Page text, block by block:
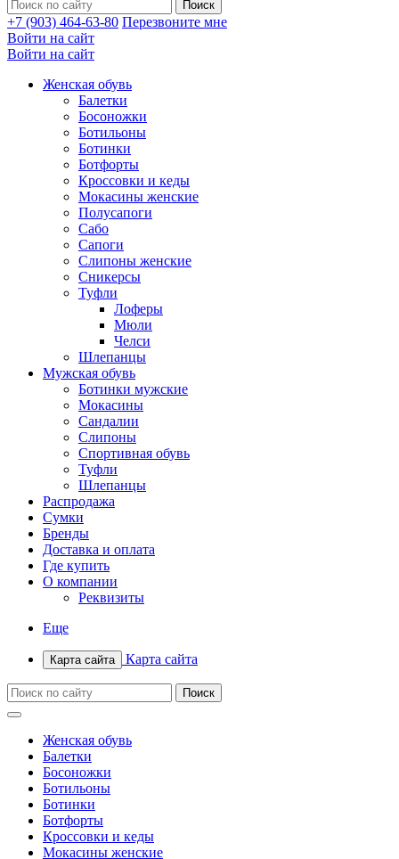
+7 (903) 464-63-80 Перезвоните мне
Войти на сайт
Войти на сайт
Женская обувь
Балетки
Босоножки
Ботильоны
Ботинки
Ботфорты
Кроссовки и кеды
Мокасины женские
Полусапоги
Сабо
Сапоги
Слипоны женские
Сникерсы
Туфли
Лоферы
Мюли
Челси
Шлепанцы
Мужская обувь
Ботинки мужские
Мокасины
Сандалии
Слипоны
Спортивная обувь
Туфли
Шлепанцы
Распродажа
Сумки
Бренды
Доставка и оплата
Где купить
О компании
Реквизиты
Еще
Карта сайта Карта сайта
Женская обувь
Балетки
Босоножки
Ботильоны
Ботинки
Ботфорты
Кроссовки и кеды
Мокасины женские